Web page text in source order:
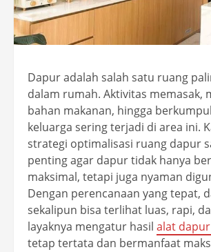
Dapur adalah salah satu ruang
dalam rumah. Aktivitas memasak,
bahan makanan, hingga
keluarga sering terjadi di area ini.
strategi optimalisasi ruang dapur
penting agar dapur tidak hanya
maksimal, tetapi juga nyaman
Dengan perencanaan yang tepat,
sekalipun bisa terlihat luas, rapi,
layaknya mengatur hasil alat
tetap tertata dan bermanfaat